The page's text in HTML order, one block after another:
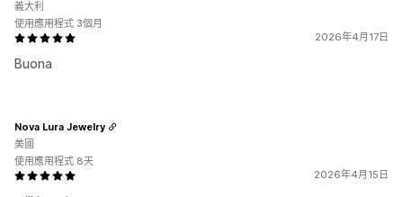
2026年4月17日
Buona
義大利
使用應用程式 3個月
2026年4月15日
Nova Lura Jewelry
美國
使用應用程式 8天